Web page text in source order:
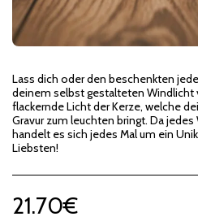
Lass dich oder den beschenkten
deinem selbst gestalteten Windlicht
flackernde Licht der Kerze, welche
Gravur zum leuchten bringt. Da
handelt es sich jedes Mal um ein
Liebsten!
21.70€